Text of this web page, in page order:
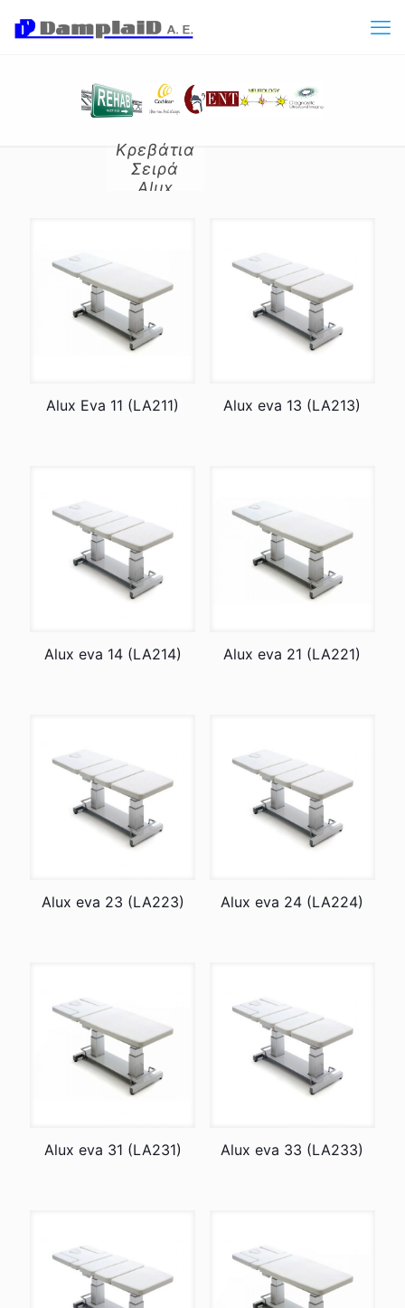
Κρεβάτια
Σειρά
Alux
Alux Eva 11 (LA211) Alux eva 13 (LA213)
Alux eva 14 (LA214) Alux eva 21 (LA221)
Alux eva 23 (LA223) Alux eva 24 (LA224)
Alux eva 31 (LA231) Alux eva 33 (LA233)